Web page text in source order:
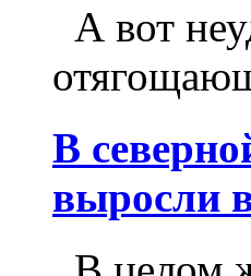
А вот
В
выросли